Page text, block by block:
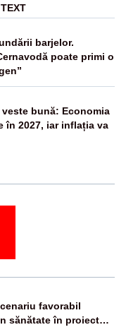
barjelor.
poate primi o
bună: Economia
în 2027, iar inflația va
favorabil
sănătate în proiectul